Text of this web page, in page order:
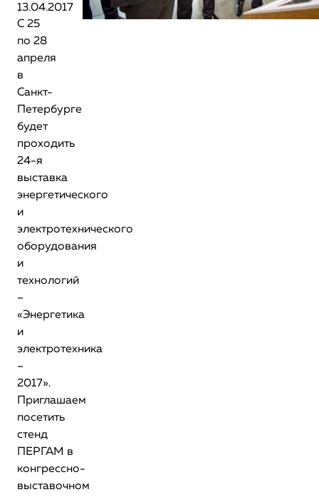
13.04.2017
С 25
по 28
апреля
в
Санкт-
Петербурге
будет
проходить
24-я
выставка
энергетического
и
электротехнического
оборудования
и
технологий
–
«Энергетика
и
электротехника
–
2017».
Приглашаем
посетить
стенд
ПЕРГАМ в
конгрессно-
выставочном